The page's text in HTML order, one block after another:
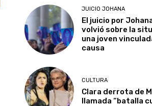
JUICIO JOHANA
El juicio por
volvió sobre la
una joven
causa
CULTURA
Clara derrota de
llamada “batalla